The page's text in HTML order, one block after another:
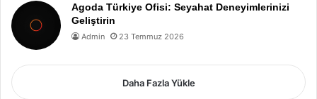
Agoda Türkiye Ofisi: Seyahat Deneyimlerinizi
Geliştirin
Admin 23 Temmuz 2026
Daha Fazla Yükle